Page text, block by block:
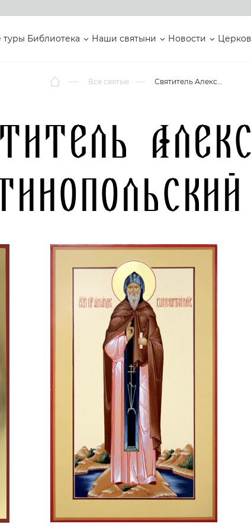
туры Библиотека Наши святыни Новости
Все святые Святитель Александр Константинопольский Патриарх